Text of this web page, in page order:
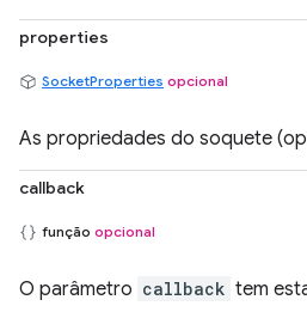
properties
SocketProperties opcional
As propriedades do soquete
callback
função opcional
O parâmetro callback tem